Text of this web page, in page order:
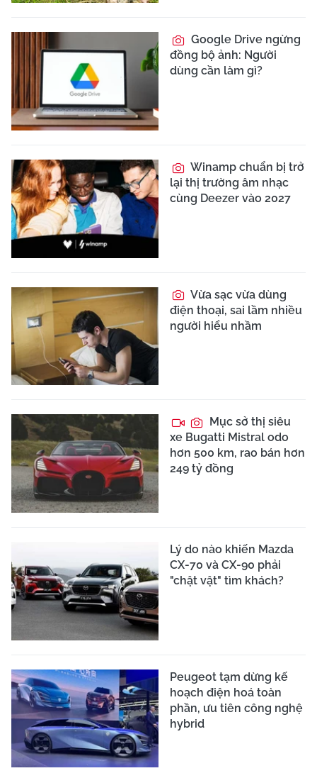
Google Drive ngừng
đồng bộ ảnh: Người
dùng cần làm gì?
Winamp chuẩn bị trở
lại thị trường âm nhạc
cùng Deezer vào 2027
Vừa sạc vừa dùng
điện thoại, sai lầm nhiều
người hiểu nhầm
Mục sở thị siêu
xe Bugatti Mistral odo
hơn 500 km, rao bán hơn
249 tỷ đồng
Lý do nào khiến Mazda
CX-70 và CX-90 phải
"chật vật" tìm khách?
Peugeot tạm dừng kế
hoạch điện hoá toàn
phần, ưu tiên công nghệ
hybrid